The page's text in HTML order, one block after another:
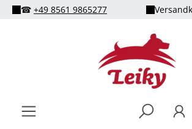
springen
☎ +49 8561 9865277